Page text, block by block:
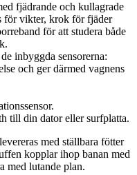
fjädrande och kullagrade
för vikter, krok för fjäder
för att studera både
inbyggda sensorerna:
och ger därmed vagnens
till din dator eller surfplatta.
med ställbara fötter
kopplar ihop banan med
med lutande plan.